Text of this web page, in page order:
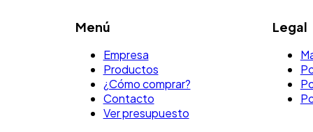
Menú
Empresa
Productos
¿Cómo comprar?
Contacto
Ver presupuesto
Legal